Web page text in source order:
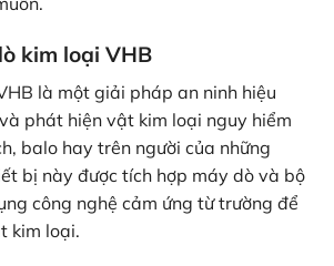
kim loại VHB
là một giải pháp an ninh hiệu
phát hiện vật kim loại nguy hiểm
balo hay trên người của những
bị này được tích hợp máy dò và bộ
công nghệ cảm ứng từ trường để
kim loại.